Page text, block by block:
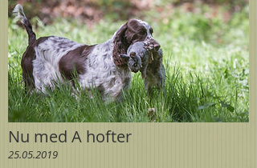
Nu med A hofter
25.05.2019